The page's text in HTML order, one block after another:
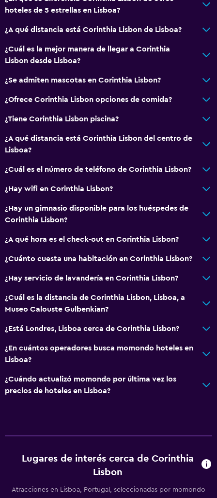
hoteles de 5 estrellas en Lisboa?
¿A qué distancia está Corinthia Lisbon de Lisboa?
¿Cuál es la mejor manera de llegar a Corinthia
Lisbon desde Lisboa?
¿Se admiten mascotas en Corinthia Lisbon?
¿Ofrece Corinthia Lisbon opciones de comida?
¿Tiene Corinthia Lisbon piscina?
¿A qué distancia está Corinthia Lisbon del centro de
Lisboa?
¿Cuál es el número de teléfono de Corinthia Lisbon?
¿Hay wifi en Corinthia Lisbon?
¿Hay un gimnasio disponible para los huéspedes de
Corinthia Lisbon?
¿A qué hora es el check-out en Corinthia Lisbon?
¿Cuánto cuesta una habitación en Corinthia Lisbon?
¿Hay servicio de lavandería en Corinthia Lisbon?
¿Cuál es la distancia de Corinthia Lisbon, Lisboa, a
Museo Calouste Gulbenkian?
¿Está Londres, Lisboa cerca de Corinthia Lisbon?
¿En cuántos operadores busca momondo hoteles en
Lisboa?
¿Cuándo actualizó momondo por última vez los
precios de hoteles en Lisboa?
Lugares de interés cerca de Corinthia
Lisbon
Atracciones en Lisboa, Portugal, seleccionadas por momondo